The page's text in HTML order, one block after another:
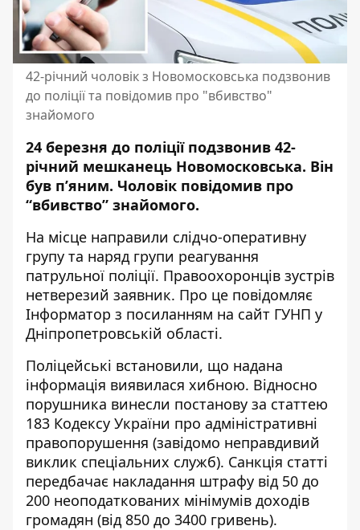
42-річний чоловік з Новомосковська подзвонив
до поліції та повідомив про "вбивство"
знайомого
24 березня до поліції подзвонив 42-
річний мешканець Новомосковська. Він
був п’яним. Чоловік повідомив про
“вбивство” знайомого.
На місце направили слідчо-оперативну
групу та наряд групи реагування
патрульної поліції. Правоохоронців зустрів
нетверезий заявник. Про це повідомляє
Інформатор з посиланням на сайт ГУНП у
Дніпропетровській області.
Поліцейські встановили, що надана
інформація виявилася хибною. Відносно
порушника винесли постанову за статтею
183 Кодексу України про адміністративні
правопорушення (завідомо неправдивий
виклик спеціальних служб). Санкція статті
передбачає накладання штрафу від 50 до
200 неоподаткованих мінімумів доходів
громадян (від 850 до 3400 гривень).